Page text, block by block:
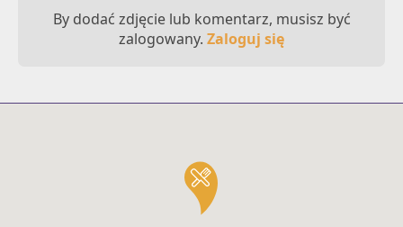
By dodać zdjęcie lub komentarz, musisz być
zalogowany. Zaloguj się